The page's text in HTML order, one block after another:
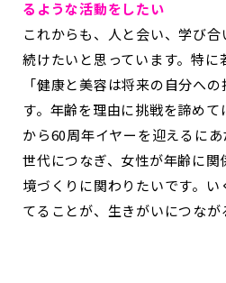
るような活動をしたい
これからも、人と会い、学び
続けたいと思っています。特に
「健康と美容は将来の自分へ
す。年齢を理由に挑戦を諦め
から60周年イヤーを迎えるに
世代につなぎ、女性が年齢に
境づくりに関わりたいです。
てることが、生きがいにつなが